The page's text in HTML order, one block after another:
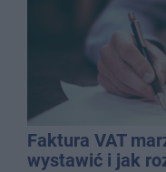
Faktura VAT
wystawić i jak